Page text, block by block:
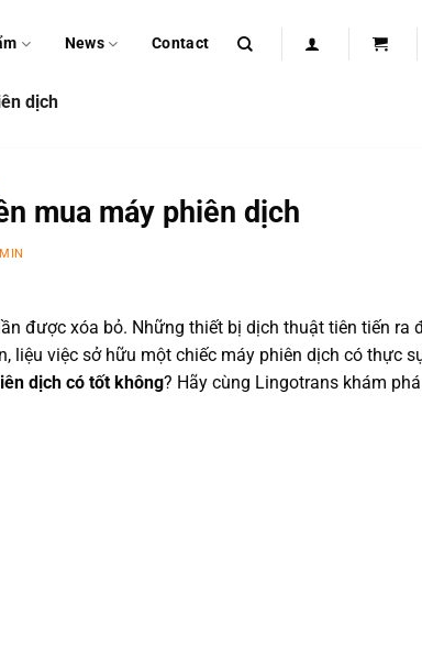
News Contact
dịch
mua máy phiên dịch
được xóa bỏ. Những thiết bị dịch thuật tiên tiến ra
liệu việc sở hữu một chiếc máy phiên dịch có thực
dịch có tốt không? Hãy cùng Lingotrans khám